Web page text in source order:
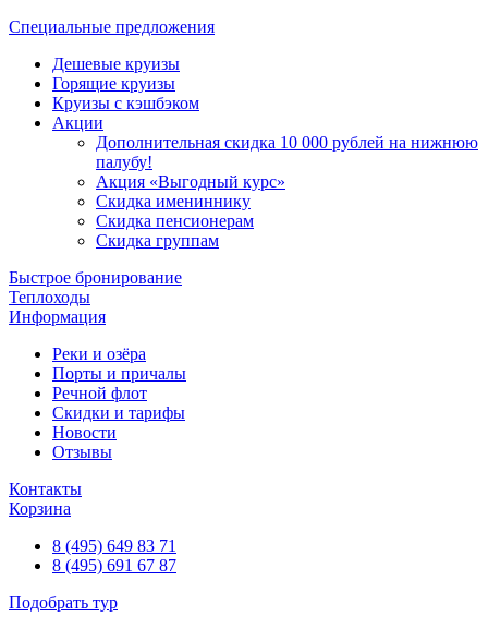
Специальные предложения
Дешевые круизы
Горящие круизы
Круизы с кэшбэком
Акции
Дополнительная скидка 10 000 рублей на нижнюю
палубу!
Акция «Выгодный курс»
Скидка имениннику
Скидка пенсионерам
Скидка группам
Быстрое бронирование
Теплоходы
Информация
Реки и озёра
Порты и причалы
Речной флот
Скидки и тарифы
Новости
Отзывы
Контакты
Корзина
8 (495) 649 83 71
8 (495) 691 67 87
Подобрать тур